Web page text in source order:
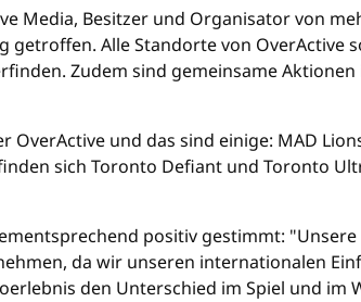
Media, Besitzer und Organisator von
Alle Standorte von OverActive
Zudem sind gemeinsame
und das sind einige: MAD
sich Toronto Defiant und Toronto
positiv gestimmt:
da wir unseren internationalen
den Unterschied im Spiel und